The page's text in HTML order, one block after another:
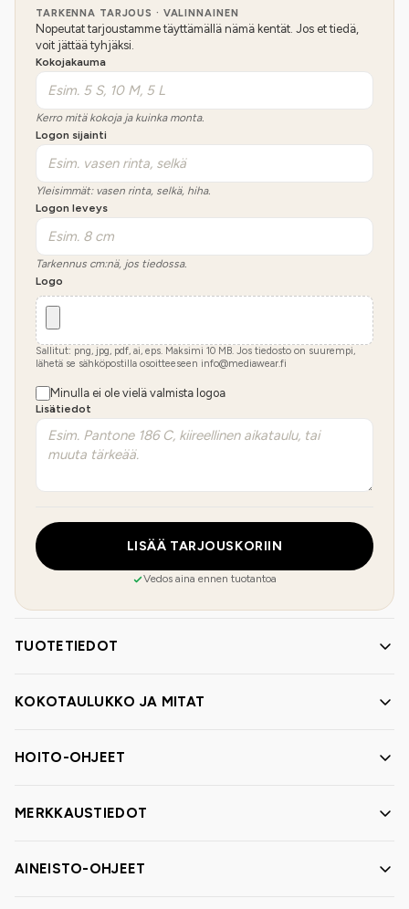
TARKENNA TARJOUS · VALINNAINEN
Nopeutat tarjoustamme täyttämällä nämä kentät. Jos et tiedä,
voit jättää tyhjäksi.
Kokojakauma
Kerro mitä kokoja ja kuinka monta.
Logon sijainti
Yleisimmät: vasen rinta, selkä, hiha.
Logon leveys
Tarkennus cm:nä, jos tiedossa.
Logo
Sallitut: png, jpg, pdf, ai, eps. Maksimi 10 MB. Jos tiedosto on suurempi,
lähetä se sähköpostilla osoitteeseen info@mediawear.fi
Minulla ei ole vielä valmista logoa
Lisätiedot
LISÄÄ TARJOUSKORIIN
Vedos aina ennen tuotantoa
TUOTETIEDOT
KOKOTAULUKKO JA MITAT
HOITO-OHJEET
MERKKAUSTIEDOT
AINEISTO-OHJEET